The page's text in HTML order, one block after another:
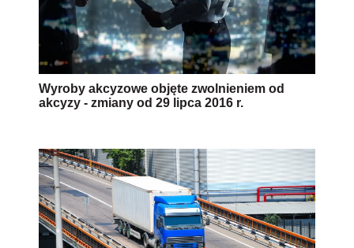
Wyroby akcyzowe objęte zwolnieniem od
akcyzy - zmiany od 29 lipca 2016 r.